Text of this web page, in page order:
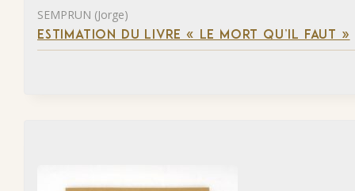
SEMPRUN (Jorge)
ESTIMATION DU LIVRE « LE MORT QU’IL FAUT »